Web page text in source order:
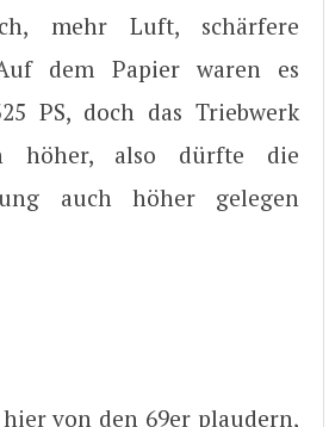
mehr Luft, schärfere
dem Papier waren es
PS, doch das Triebwerk
höher, also dürfte die
auch höher gelegen
von den 69er plaudern,